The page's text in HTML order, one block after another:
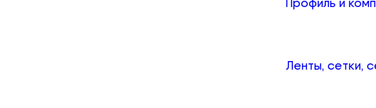
Ленты, сетки,